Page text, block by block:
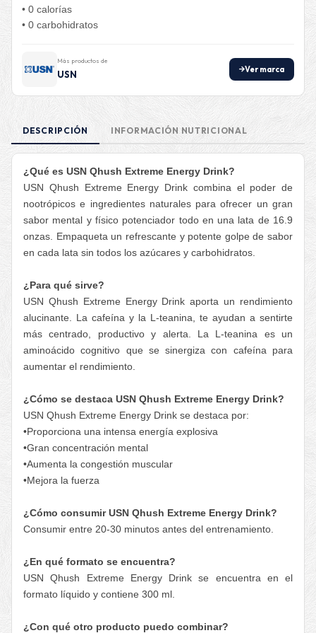
• 0 calorías
• 0 carbohidratos
Más productos de
USN Ver marca
DESCRIPCIÓN INFORMACIÓN NUTRICIONAL
¿Qué es USN Qhush Extreme Energy Drink?
USN Qhush Extreme Energy Drink combina el poder de
nootrópicos e ingredientes naturales para ofrecer un gran
sabor mental y físico potenciador todo en una lata de 16.9
onzas. Empaqueta un refrescante y potente golpe de sabor
en cada lata sin todos los azúcares y carbohidratos.
¿Para qué sirve?
USN Qhush Extreme Energy Drink aporta un rendimiento
alucinante. La cafeína y la L-teanina, te ayudan a sentirte
más centrado, productivo y alerta. La L-teanina es un
aminoácido cognitivo que se sinergiza con cafeína para
aumentar el rendimiento.
¿Cómo se destaca USN Qhush Extreme Energy Drink?
USN Qhush Extreme Energy Drink se destaca por:
•Proporciona una intensa energía explosiva
•Gran concentración mental
•Aumenta la congestión muscular
•Mejora la fuerza
¿Cómo consumir USN Qhush Extreme Energy Drink?
Consumir entre 20-30 minutos antes del entrenamiento.
¿En qué formato se encuentra?
USN Qhush Extreme Energy Drink se encuentra en el
formato líquido y contiene 300 ml.
¿Con qué otro producto puedo combinar?